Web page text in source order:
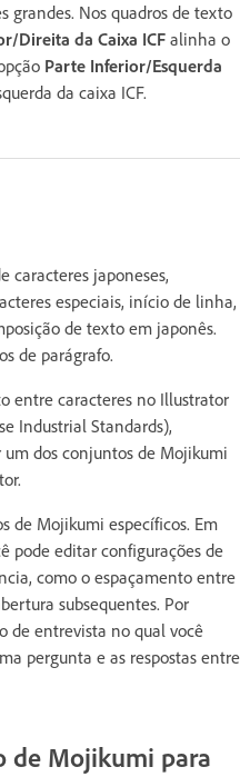
grandes. Nos quadros de texto
Direita da Caixa ICF alinha o
Parte Inferior/Esquerda
da caixa ICF.
caracteres japoneses,
especiais, início de linha,
de texto em japonês.
de parágrafo.
entre caracteres no Illustrator
Industrial Standards),
um dos conjuntos de Mojikumi
de Mojikumi específicos. Em
pode editar configurações de
como o espaçamento entre
subsequentes. Por
de entrevista no qual você
pergunta e as respostas entre
de Mojikumi para